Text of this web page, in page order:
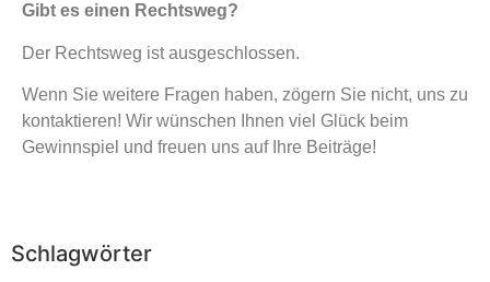
Gibt es einen Rechtsweg?
Der Rechtsweg ist ausgeschlossen.
Wenn Sie weitere Fragen haben, zögern Sie nicht, uns zu
kontaktieren! Wir wünschen Ihnen viel Glück beim
Gewinnspiel und freuen uns auf Ihre Beiträge!
Schlagwörter